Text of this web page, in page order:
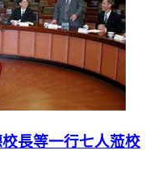
長等一行七人蒞校